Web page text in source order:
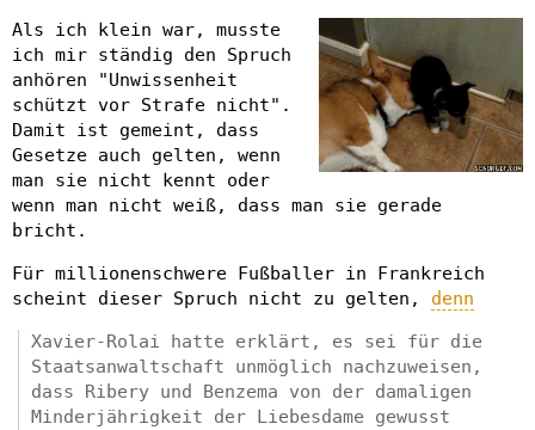
Als ich klein war, musste
ich mir ständig den Spruch
anhören "Unwissenheit
schützt vor Strafe nicht".
Damit ist gemeint, dass
Gesetze auch gelten, wenn
man sie nicht kennt oder
wenn man nicht weiß, dass man sie gerade
bricht.
Für millionenschwere Fußballer in Frankreich
scheint dieser Spruch nicht zu gelten, denn
Xavier-Rolai hatte erklärt, es sei für die
Staatsanwaltschaft unmöglich nachzuweisen,
dass Ribery und Benzema von der damaligen
Minderjährigkeit der Liebesdame gewusst